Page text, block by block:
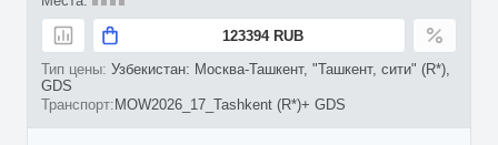
123394 RUB
Узбекистан: Москва-Ташкент, "Ташкент, сити" (R*),
GDS
MOW2026_17_Tashkent (R*)+ GDS